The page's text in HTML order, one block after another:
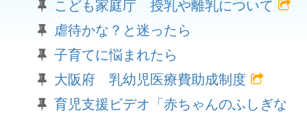
こども家庭庁 授乳や離乳について
虐待かな？と迷ったら
子育てに悩まれたら
大阪府 乳幼児医療費助成制度
育児支援ビデオ「赤ちゃんのふしぎな